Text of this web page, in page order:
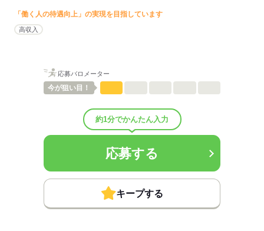
■賞与備考：規定による
■退職金制度：有（勤続3年以上）
■退職金制度備考：
■試用期間中の労働条件：■受動喫煙防止措置：
敷地内禁煙
応募する
「働く人の待遇向上」の実現を目指しています
高収入
応募バロメーター
今が狙い目！
約1分でかんたん入力
応募する
キープする